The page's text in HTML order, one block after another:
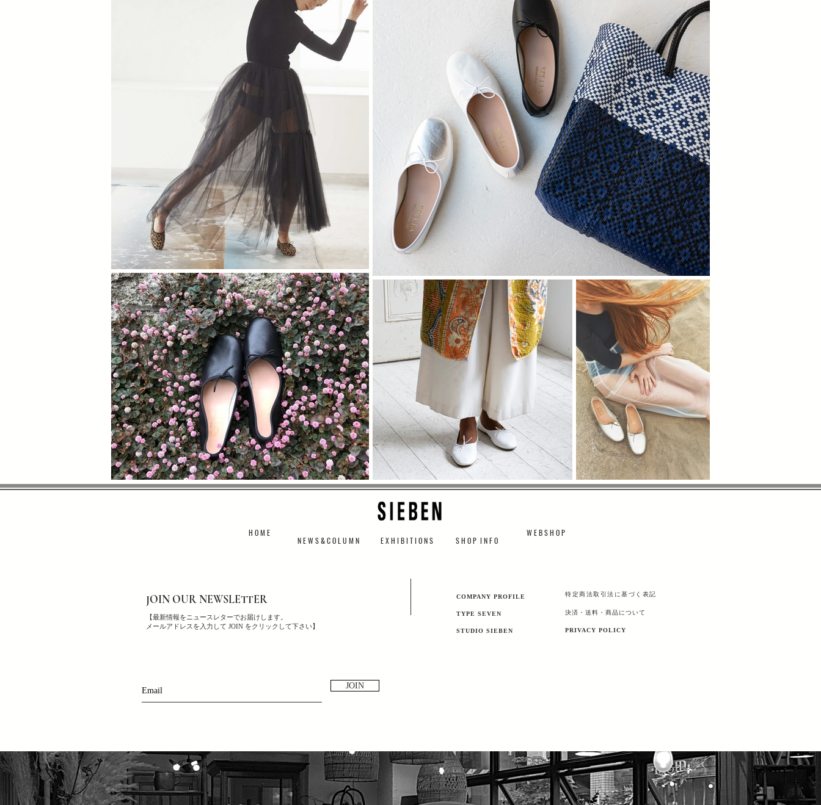
H O M E
N E W S & C O L U M N ​E X H I B I T I O N S S H O P I N F O
W E B S H O P
JOIN OUR NEWSLETTER
【最新情報をニュースレターでお届けします。
メールアドレスを入力して JOIN をクリックして下さい】
JOIN
​COMPANY PROFILE
TYPE SEVEN
​STUDIO SIEBEN
特定商法取引法に基づく表記
決済・送料・商品について
PRIVACY POLICY